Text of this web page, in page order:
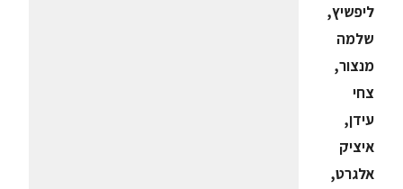
ליפשיץ,
שלמה
מנצור,
צחי
עידן,
איציק
אלגרט,